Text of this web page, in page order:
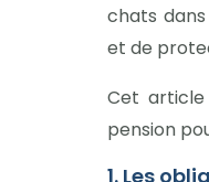
chats
et de
Cet
pension
1. Les